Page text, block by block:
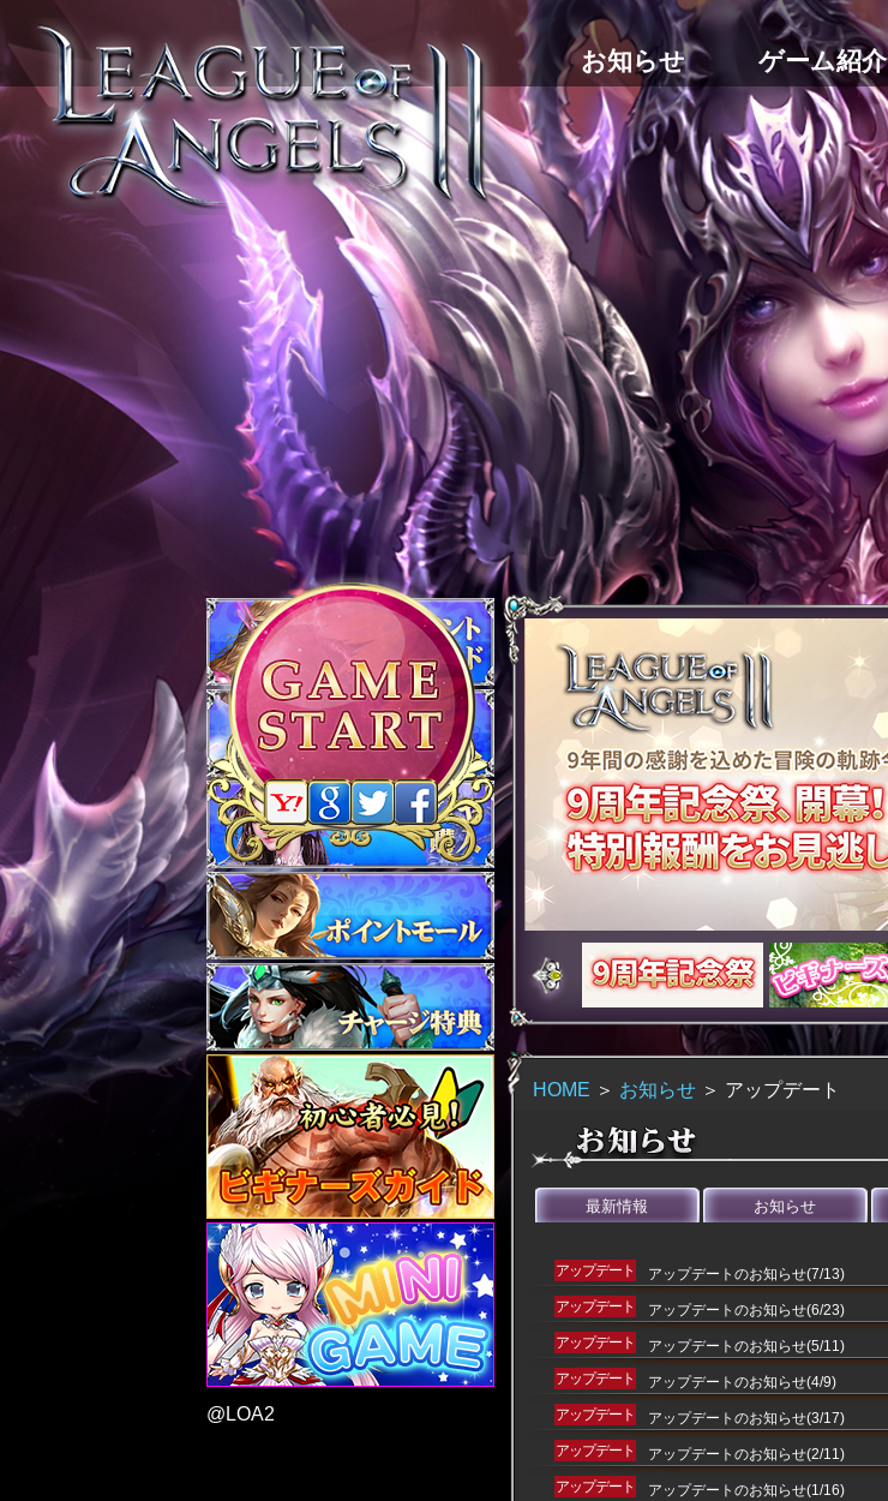
お知らせ ゲーム紹介
@LOA2
HOME ＞ お知らせ ＞ アップデート
最新情報 お知らせ
アップデート
アップデートのお知らせ(7/13)
アップデート
アップデートのお知らせ(6/23)
アップデート
アップデートのお知らせ(5/11)
アップデート
アップデートのお知らせ(4/9)
アップデート
アップデートのお知らせ(3/17)
アップデート
アップデートのお知らせ(2/11)
アップデート
アップデートのお知らせ(1/16)